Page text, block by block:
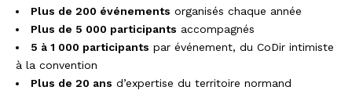
Plus de 200 événements organisés chaque année
Plus de 5 000 participants accompagnés
5 à 1 000 participants par événement, du CoDir intimiste
à la convention
Plus de 20 ans d’expertise du territoire normand